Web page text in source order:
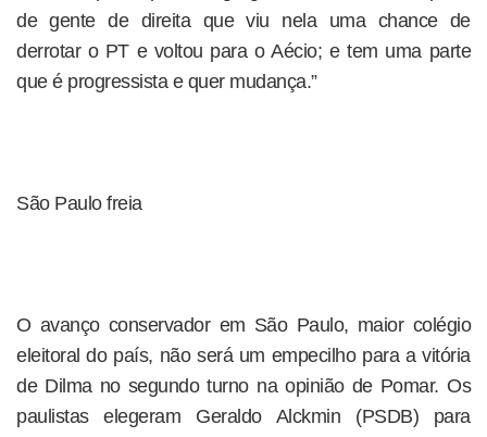
de gente de direita que viu nela uma chance de
derrotar o PT e voltou para o Aécio; e tem uma parte
que é progressista e quer mudança.”
São Paulo freia
O avanço conservador em São Paulo, maior colégio
eleitoral do país, não será um empecilho para a vitória
de Dilma no segundo turno na opinião de Pomar. Os
paulistas elegeram Geraldo Alckmin (PSDB) para